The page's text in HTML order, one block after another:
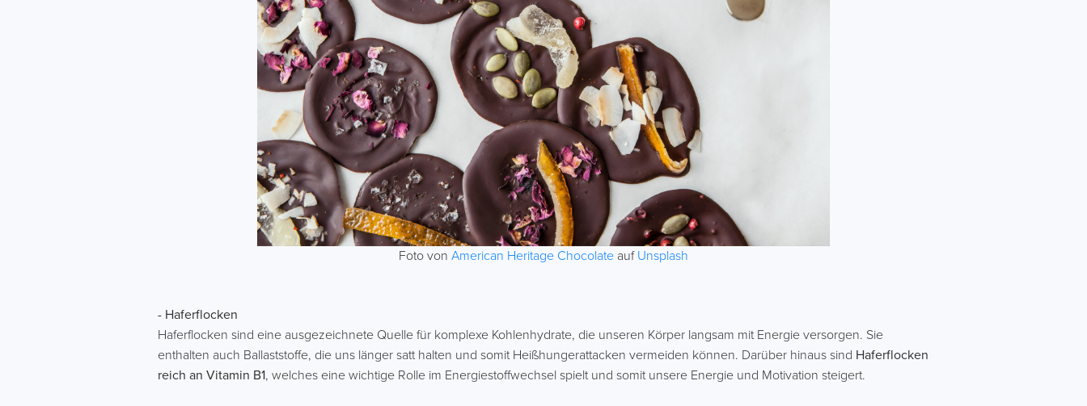
Foto von American Heritage Chocolateauf Unsplash
- Haferflocken
Haferflocken sind eine ausgezeichnete Quelle für komplexe Kohlenhydrate, die unseren Körper langsam mit Energie versorgen. Sie
enthalten auch Ballaststoffe, die uns länger satt halten und somit Heißhungerattacken vermeiden können. Darüber hinaus sind Haferflocken
reich an Vitamin B1, welches eine wichtige Rolle im Energiestoffwechsel spielt und somit unsere Energie und Motivation steigert.